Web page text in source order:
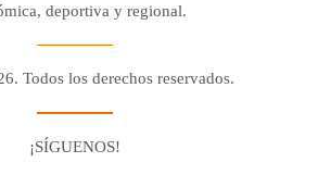
deportiva y regional.
Todos los derechos reservados.
¡SÍGUENOS!